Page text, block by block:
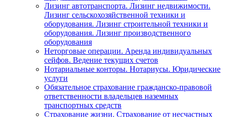
Лизинг автотранспорта. Лизинг недвижимости.
Лизинг сельскохозяйственной техники и
оборудования. Лизинг строительной техники и
оборудования. Лизинг производственного
оборудования
Неторговые операции. Аренда индивидуальных
сейфов. Ведение текущих счетов
Нотариальные конторы. Нотариусы. Юридические
услуги
Обязательное страхование гражданско-правовой
ответственности владельцев наземных
транспортных средств
Страхование жизни. Страхование от несчастных